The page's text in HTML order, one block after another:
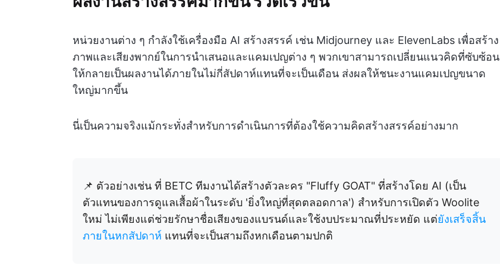
หน่วยงานต่าง ๆ กำลังใช้เครื่องมือ AI สร้างสรรค์ เช่น Midjourney และ ElevenLabs เพื่อสร้าง
ภาพและเสียงพากย์ในการนำเสนอและแคมเปญต่าง ๆ พวกเขาสามารถเปลี่ยนแนวคิดที่ซับซ้อน
ให้กลายเป็นผลงานได้ภายในไม่กี่สัปดาห์แทนที่จะเป็นเดือน ส่งผลให้ชนะงานแคมเปญขนาด
ใหญ่มากขึ้น
นี่เป็นความจริงแม้กระทั่งสำหรับการดำเนินการที่ต้องใช้ความคิดสร้างสรรค์อย่างมาก
📌 ตัวอย่างเช่น ที่ BETC ทีมงานได้สร้างตัวละคร "Fluffy GOAT" ที่สร้างโดย AI (เป็น
ตัวแทนของการดูแลเสื้อผ้าในระดับ 'ยิ่งใหญ่ที่สุดตลอดกาล') สำหรับการเปิดตัว Woolite
ใหม่ ไม่เพียงแต่ช่วยรักษาชื่อเสียงของแบรนด์และใช้งบประมาณที่ประหยัด แต่ยังเสร็จสิ้น
ภายในหกสัปดาห์ แทนที่จะเป็นสามถึงหกเดือนตามปกติ